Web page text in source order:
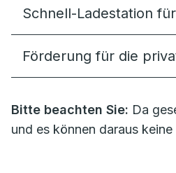
Schnell-Ladestation
Förderung für die
Bitte beachten Sie: Da
und es können daraus